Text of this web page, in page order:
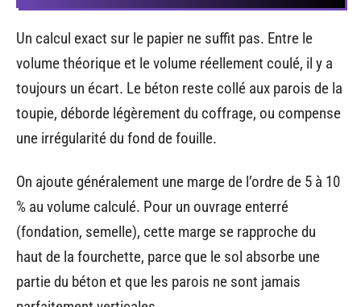
Un calcul exact sur le papier ne suffit pas. Entre le
volume théorique et le volume réellement coulé, il y a
toujours un écart. Le béton reste collé aux parois de la
toupie, déborde légèrement du coffrage, ou compense
une irrégularité du fond de fouille.
On ajoute généralement une marge de l’ordre de 5 à 10
% au volume calculé. Pour un ouvrage enterré
(fondation, semelle), cette marge se rapproche du
haut de la fourchette, parce que le sol absorbe une
partie du béton et que les parois ne sont jamais